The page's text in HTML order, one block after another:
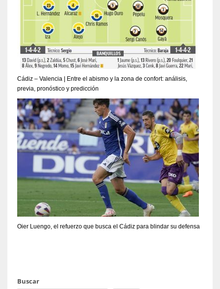
Cádiz – Valencia | Entre el abismo y la zona de confort: análisis,
previa, pronóstico y predicción
Oier Luengo, el refuerzo que busca el Cádiz para blindar su defensa
Buscar